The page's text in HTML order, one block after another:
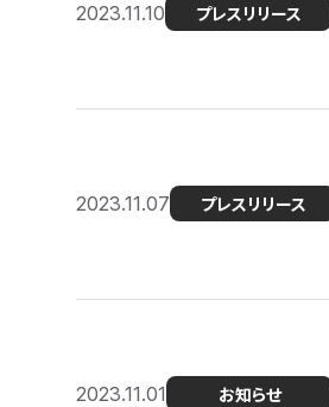
2023.11.10 プレスリリース
2023.11.07 プレスリリース
2023.11.01 お知らせ